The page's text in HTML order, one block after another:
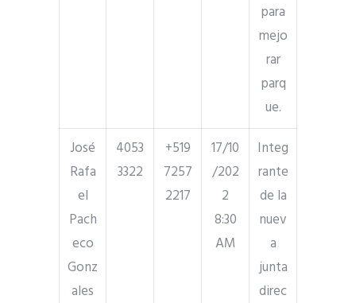
para
mejo
rar
parq
ue.
José
Rafa
el
Pach
eco
Gonz
ales
4053
3322
+519
7257
2217
17/10
/202
2
8:30
AM
Integ
rante
de la
nuev
a
junta
direc